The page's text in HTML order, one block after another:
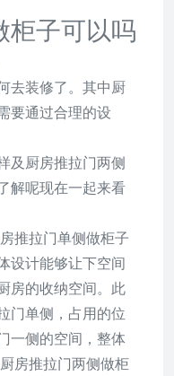
柜子可以吗
去装修了。其中厨
要通过合理的设
及厨房推拉门两侧
解呢现在一起来看
推拉门单侧做柜子
设计能够让下空间
房的收纳空间。此
门单侧，占用的位
一侧的空间，整体
房推拉门两侧做柜